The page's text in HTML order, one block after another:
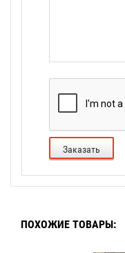
Заказать
ПОХОЖИЕ ТОВАРЫ: